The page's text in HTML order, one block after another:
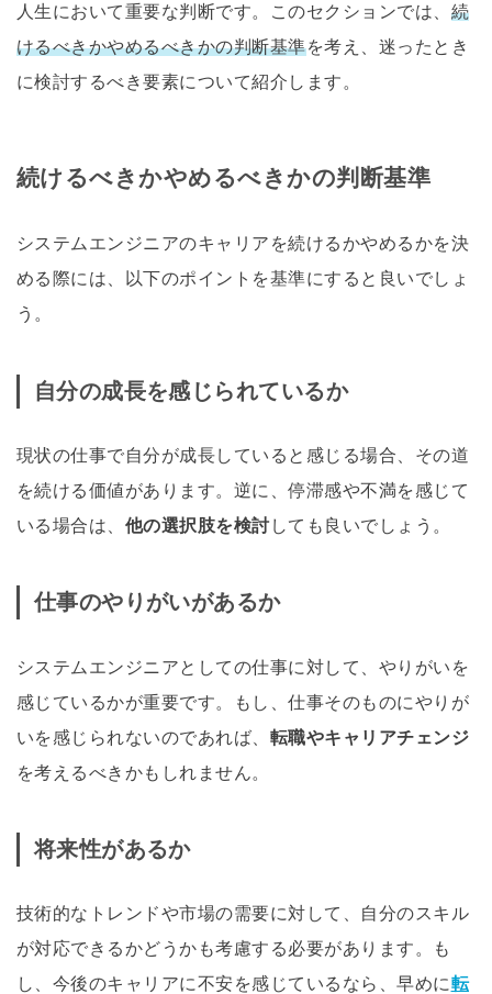
人生において重要な判断です。このセクションでは、 続
けるべきかやめるべきかの判断基準を考え、迷ったとき
に検討するべき要素について紹介します。
続けるべきかやめるべきかの判断基準
システムエンジニアのキャリアを続けるかやめるかを決
める際には、以下のポイントを基準にすると良いでしょ
う。
自分の成長を感じられているか
現状の仕事で自分が成長していると感じる場合、その道
を続ける価値があります。逆に、停滞感や不満を感じて
いる場合は、 他の選択肢を検討しても良いでしょう。
仕事のやりがいがあるか
システムエンジニアとしての仕事に対して、やりがいを
感じているかが重要です。もし、仕事そのものにやりが
いを感じられないのであれば、 転職やキャリアチェンジ
を考えるべきかもしれません。
将来性があるか
技術的なトレンドや市場の需要に対して、自分のスキル
が対応できるかどうかも考慮する必要があります。も
し、今後のキャリアに不安を感じているなら、早めに転